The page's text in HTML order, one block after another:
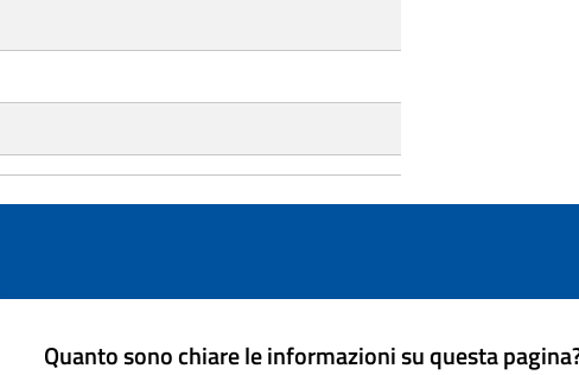
Quanto sono chiare le informazioni su questa